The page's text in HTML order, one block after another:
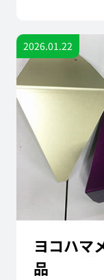
2026.01.22
ヨコハマ
品